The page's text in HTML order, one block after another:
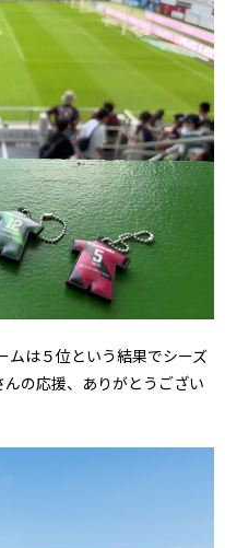
ムは５位という結果でシーズ
の応援、ありがとうござい